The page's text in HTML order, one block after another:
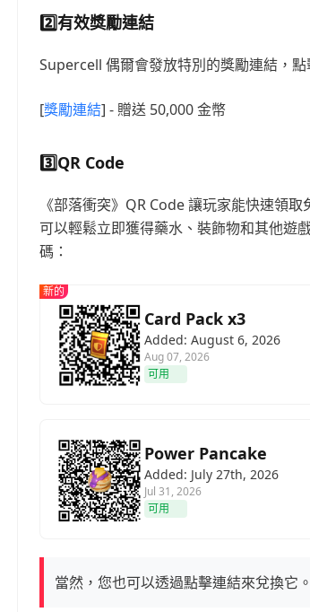
2️⃣有效獎勵連結
Supercell 偶爾會發放特別的獎勵連結，
[獎勵連結] - 贈送 50,000 金幣
3️⃣QR Code
《部落衝突》QR Code 讓玩家能快速領
可以輕鬆立即獲得藥水、裝飾物和其他遊
碼：
Card Pack x3
Added: August 6, 2026
Aug 07, 2026
可用
新的
Power Pancake
Added: July 27th, 2026
Jul 31, 2026
可用
當然，您也可以透過點擊連結來兌換它。